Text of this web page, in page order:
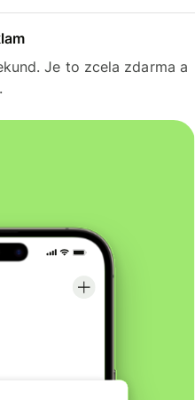
Je to zcela zdarma a